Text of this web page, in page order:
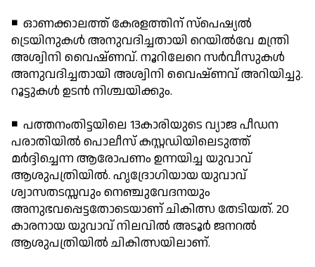
◾ ഓണക്കാലത്ത് കേരളത്തിന് സ്പെഷ്യല്‍
ട്രെയിനുകള്‍ അനുവദിച്ചതായി റെയില്‍വേ മന്ത്രി
അശ്വിനി വൈഷ്ണവ്. നൂറിലേറെ സര്‍വീസുകള്‍
അനുവദിച്ചതായി അശ്വിനി വൈഷ്ണവ് അറിയിച്ചു.
റൂട്ടുകള്‍ ഉടന്‍ നിശ്ചയിക്കും.
◾ പത്തനംതിട്ടയിലെ 13കാരിയുടെ വ്യാജ പീഡന
പരാതിയില്‍ പൊലീസ് കസ്റ്റഡിയിലെടുത്ത്
മര്‍ദ്ദിച്ചെന്ന ആരോപണം ഉന്നയിച്ച യുവാവ്
ആശുപത്രിയില്‍. ഹൃദ്രോഗിയായ യുവാവ്
ശ്വാസതടസ്സവും നെഞ്ചുവേദനയും
അനുഭവപ്പെട്ടതോടെയാണ് ചികിത്സ തേടിയത്. 20
കാരനായ യുവാവ് നിലവില്‍ അടൂര്‍ ജനറല്‍
ആശുപത്രിയില്‍ ചികിത്സയിലാണ്.